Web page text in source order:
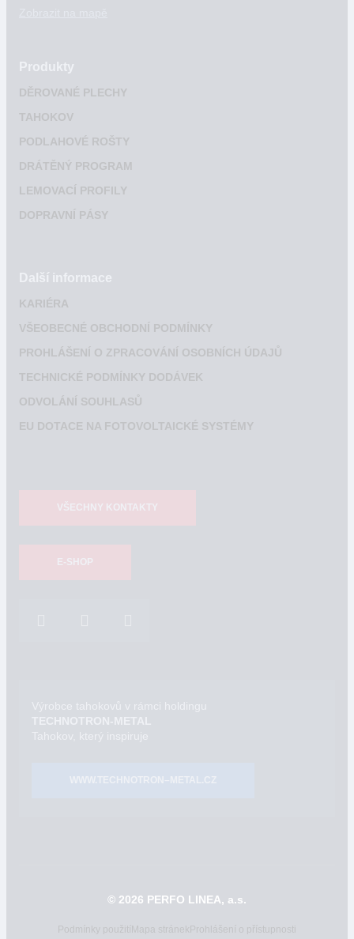
Produkty
DĚROVANÉ PLECHY
TAHOKOV
PODLAHOVÉ ROŠTY
DRÁTĚNÝ PROGRAM
LEMOVACÍ PROFILY
DOPRAVNÍ PÁSY
Další informace
KARIÉRA
VŠEOBECNÉ OBCHODNÍ PODMÍNKY
PROHLÁŠENÍ O ZPRACOVÁNÍ OSOBNÍCH ÚDAJŮ
TECHNICKÉ PODMÍNKY DODÁVEK
ODVOLÁNÍ SOUHLASŮ
EU DOTACE NA FOTOVOLTAICKÉ SYSTÉMY
VŠECHNY KONTAKTY
E-SHOP
© 2026 PERFO LINEA, a.s.
Podmínky použití Mapa stránek Prohlášení o přístupnosti